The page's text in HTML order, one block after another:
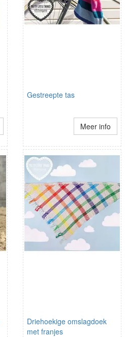
Gestreepte tas
Meer info
Driehoekige omslagdoek
met franjes